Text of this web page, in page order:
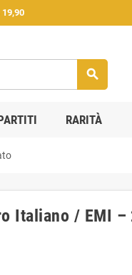
19,90
search
RARITÀ
Italiano / EMI